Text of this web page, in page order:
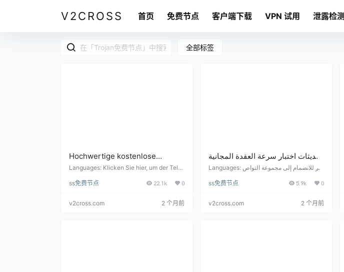
V2CROSS 首页 免费节点 客户端下载 VPN 试用 泄露检测
全部标签
Hochwertige kostenlose
Knotengeschwindigkeitstest-
alle 6 Stunden)
Languages: Klicken Sie hier, um der Tele
n: https://t.me/shadowrocket_android Kos
e: Hochwertige Knoten werden jeden Tag
in Echtze…
ss免费节点 22.1k 0
v2cross.com 2 个月前
تحديثات اختبار سرعة العقدة المجانية
عالية الجودة كل يوم (يتم التحديث كل
Languages: انقر للانضمام إلى مجموعة التواص
_android العقدة المجانية وعنوان الاشتراك: يتم
ss免费节点 5.9k 0
v2cross.com 2 个月前